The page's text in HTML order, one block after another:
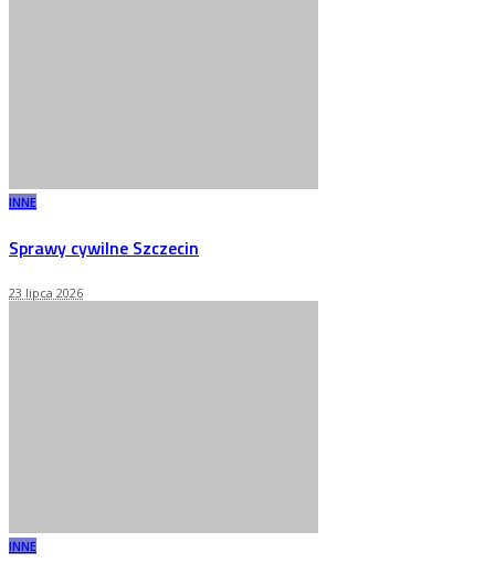
INNE
Sprawy cywilne Szczecin
23 lipca 2026
INNE